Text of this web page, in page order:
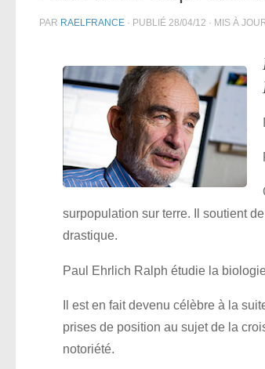
PAR RAELFRANCE · PUBLIÉ 28/04/12 · MIS À
surpopulation sur terre. Il soutient
drastique.
Paul Ehrlich Ralph étudie la
Il est en fait devenu célèbre à la
prises de position au sujet de la
notoriété.